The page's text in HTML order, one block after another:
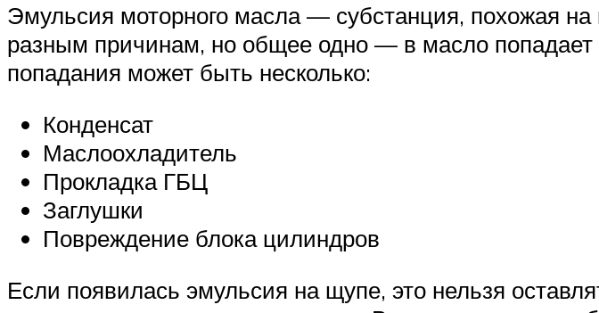
Эмульсия моторного масла — субстанция, похожая
разным причинам, но общее одно — в масло
попадания может быть несколько:
Конденсат
Маслоохладитель
Прокладка ГБЦ
Заглушки
Повреждение блока цилиндров
Если появилась эмульсия на щупе, это нельзя